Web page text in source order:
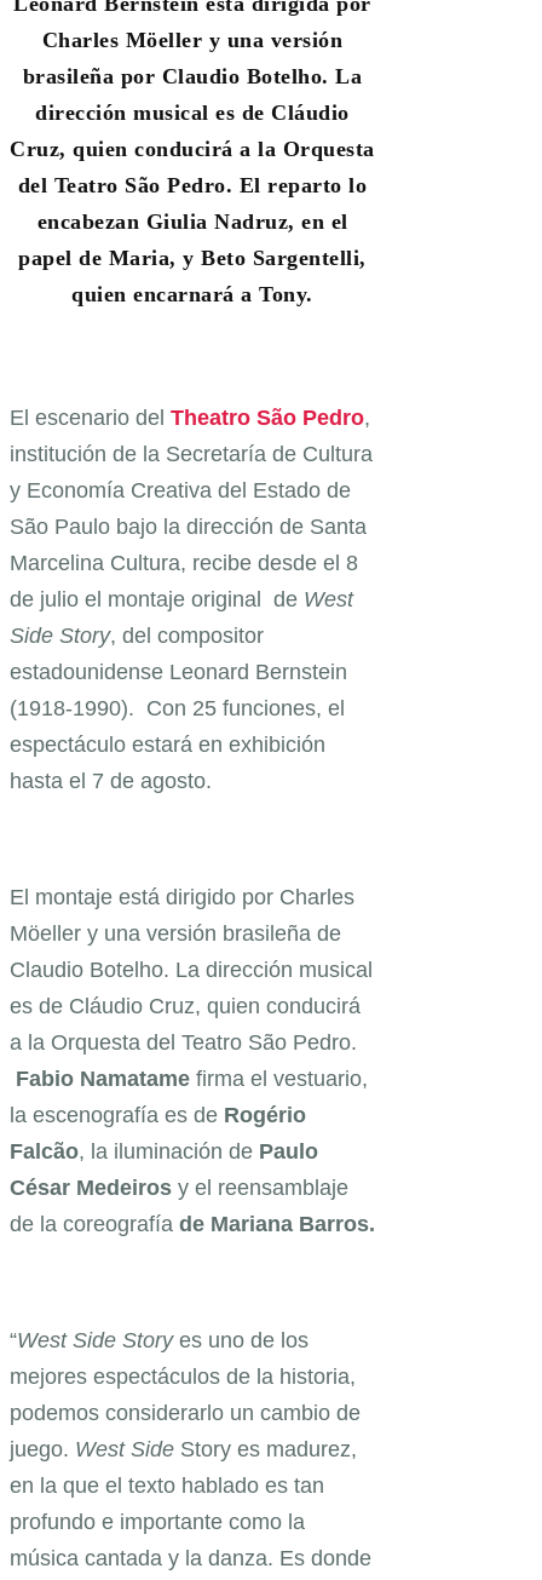
Charles Möeller y una versión
brasileña por Claudio Botelho. La
dirección musical es de Cláudio
Cruz, quien conducirá a la Orquesta
del Teatro São Pedro. El reparto lo
encabezan Giulia Nadruz, en el
papel de Maria, y Beto Sargentelli,
quien encarnará a Tony.
El escenario del Theatro São Pedro,
institución de la Secretaría de Cultura
y Economía Creativa del Estado de
São Paulo bajo la dirección de Santa
Marcelina Cultura, recibe desde el 8
de julio el montaje original de West
Side Story, del compositor
estadounidense Leonard Bernstein
(1918-1990). Con 25 funciones, el
espectáculo estará en exhibición
hasta el 7 de agosto.
El montaje está dirigido por Charles
Möeller y una versión brasileña de
Claudio Botelho. La dirección musical
es de Cláudio Cruz, quien conducirá
a la Orquesta del Teatro São Pedro.
Fabio Namatame firma el vestuario,
la escenografía es de Rogério
Falcão, la iluminación de Paulo
César Medeiros y el reensamblaje
de la coreografía de Mariana Barros.
“West Side Storyes uno de los
mejores espectáculos de la historia,
podemos considerarlo un cambio de
juego. West Side Story es madurez,
en la que el texto hablado es tan
profundo e importante como la
música cantada y la danza. Es donde